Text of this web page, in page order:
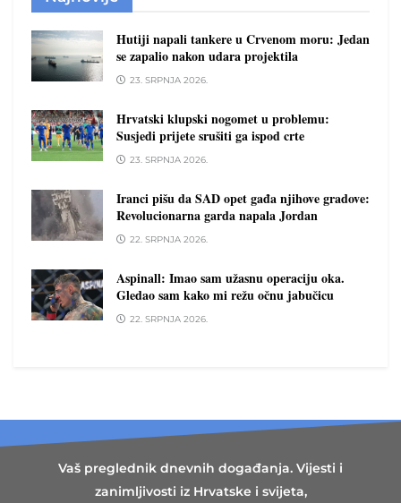
Hutiji napali tankere u Crvenom moru: Jedan
se zapalio nakon udara projektila
23. SRPNJA 2026.
Hrvatski klupski nogomet u problemu:
Susjedi prijete srušiti ga ispod crte
23. SRPNJA 2026.
Iranci pišu da SAD opet gađa njihove gradove:
Revolucionarna garda napala Jordan
22. SRPNJA 2026.
Aspinall: Imao sam užasnu operaciju oka.
Gledao sam kako mi režu očnu jabučicu
22. SRPNJA 2026.
Vaš preglednik dnevnih događanja. Vijesti i
zanimljivosti iz Hrvatske i svijeta,